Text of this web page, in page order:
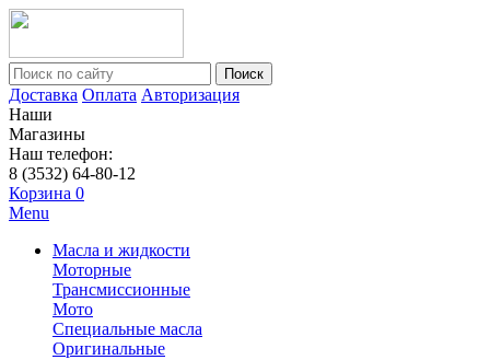
Поиск
Доставка Оплата Авторизация
Наши
Магазины
Наш телефон:
8 (3532) 64-80-12
Корзина 0
Menu
Масла и жидкости
Моторные
Трансмиссионные
Мото
Специальные масла
Оригинальные